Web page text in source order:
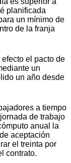
planificada
un mínimo de
de la franja
el pacto de
un
un año desde
a tiempo
de trabajo
anual la
aceptación
el treinta por
contrato.